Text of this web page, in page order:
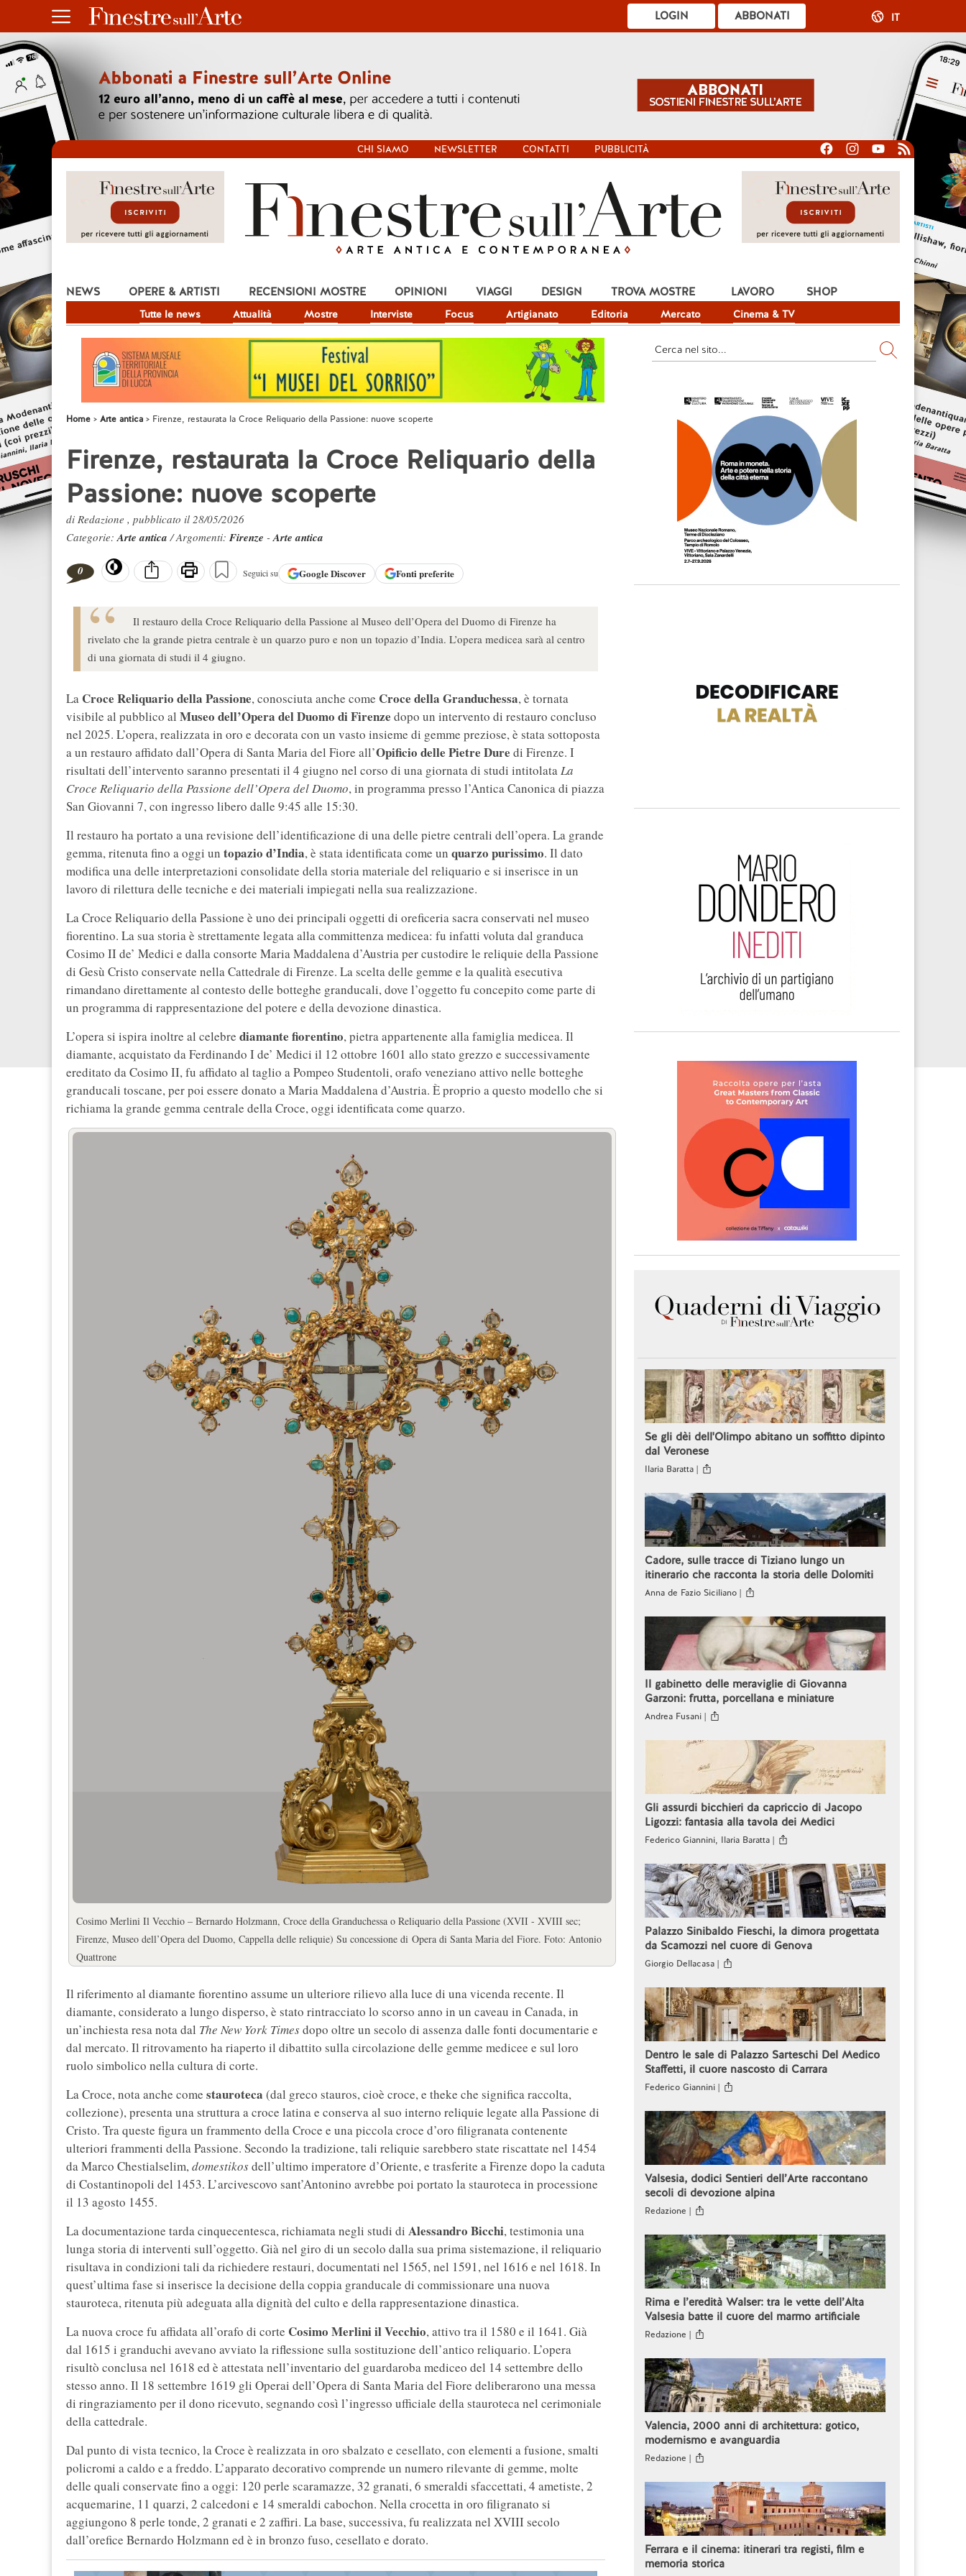
ABBONATI
LOGIN IT
CHI SIAMO NEWSLETTER CONTATTI PUBBLICITÀ
NEWS
Tutte le news Attualità Mostre Interviste Focus Artigianato Editoria Mercato Cinema & TV
OPERE & ARTISTI RECENSIONI MOSTRE OPINIONI VIAGGI DESIGN TROVA MOSTRE LAVORO SHOP
Home Arte antica Firenze, restaurata la Croce Reliquario della Passione: nuove scoperte
Firenze, restaurata la Croce Reliquario della
Passione: nuove scoperte
di Redazione , pubblicato il 28/05/2026
Categorie:Arte antica/ Argomenti: Firenze -Arte antica
0 Seguici su GoogleDiscover Fonti preferite
Il restauro della Croce Reliquario della Passione al Museo dell’Opera del Duomo di Firenze ha
rivelato che la grande pietra centrale è un quarzo puro e non un topazio d’India. L’opera medicea sarà al centro
di una giornata di studi il 4 giugno.
La Croce Reliquario della Passione, conosciuta anche come Croce della Granduchessa, è tornata
visibile al pubblico al Museo dell’Opera del Duomo di Firenze dopo un intervento di restauro concluso
nel 2025. L’opera, realizzata in oro e decorata con un vasto insieme di gemme preziose, è stata sottoposta
a un restauro affidato dall’Opera di Santa Maria del Fiore all’Opificio delle Pietre Dure di Firenze. I
risultati dell’intervento saranno presentati il 4 giugno nel corso di una giornata di studi intitolataLa
Croce Reliquario della Passione dell’Opera del Duomo, in programma presso l’Antica Canonica di piazza
San Giovanni 7, con ingresso libero dalle 9:45 alle 15:30.
Il restauro ha portato a una revisione dell’identificazione di una delle pietre centrali dell’opera. La grande
gemma, ritenuta fino a oggi un topazio d’India, è stata identificata come un quarzo purissimo. Il dato
modifica una delle interpretazioni consolidate della storia materiale del reliquario e si inserisce in un
lavoro di rilettura delle tecniche e dei materiali impiegati nella sua realizzazione.
La Croce Reliquario della Passione è uno dei principali oggetti di oreficeria sacra conservati nel museo
fiorentino. La sua storia è strettamente legata alla committenza medicea: fu infatti voluta dal granduca
Cosimo II de’ Medici e dalla consorte Maria Maddalena d’Austria per custodire le reliquie della Passione
di Gesù Cristo conservate nella Cattedrale di Firenze. La scelta delle gemme e la qualità esecutiva
rimandano direttamente al contesto delle botteghe granducali, dove l’oggetto fu concepito come parte di
un programma di rappresentazione del potere e della devozione dinastica.
L’opera si ispira inoltre al celebre diamante fiorentino, pietra appartenente alla famiglia medicea. Il
diamante, acquistato da Ferdinando I de’ Medici il 12 ottobre 1601 allo stato grezzo e successivamente
ereditato da Cosimo II, fu affidato al taglio a Pompeo Studentoli, orafo veneziano attivo nelle botteghe
granducali toscane, per poi essere donato a Maria Maddalena d’Austria. È proprio a questo modello che si
richiama la grande gemma centrale della Croce, oggi identificata come quarzo.
Cosimo Merlini Il Vecchio – Bernardo Holzmann, Croce della Granduchessa o Reliquario della Passione (XVII - XVIII sec;
Firenze, Museo dell’Opera del Duomo, Cappella delle reliquie) Su concessione di Opera di Santa Maria del Fiore. Foto: Antonio
Quattrone
Il riferimento al diamante fiorentino assume un ulteriore rilievo alla luce di una vicenda recente. Il
diamante, considerato a lungo disperso, è stato rintracciato lo scorso anno in un caveau in Canada, in
un’inchiesta resa nota dal The New York Timesdopo oltre un secolo di assenza dalle fonti documentarie e
dal mercato. Il ritrovamento ha riaperto il dibattito sulla circolazione delle gemme medicee e sul loro
ruolo simbolico nella cultura di corte.
La Croce, nota anche come stauroteca (dal greco stauros, cioè croce, e theke che significa raccolta,
collezione), presenta una struttura a croce latina e conserva al suo interno reliquie legate alla Passione di
Cristo. Tra queste figura un frammento della Croce e una piccola croce d’oro filigranata contenente
ulteriori frammenti della Passione. Secondo la tradizione, tali reliquie sarebbero state riscattate nel 1454
da Marco Chestialselim,domestikosdell’ultimo imperatore d’Oriente, e trasferite a Firenze dopo la caduta
di Costantinopoli del 1453. L’arcivescovo sant’Antonino avrebbe poi portato la stauroteca in processione
il 13 agosto 1455.
La documentazione tarda cinquecentesca, richiamata negli studi di Alessandro Bicchi, testimonia una
lunga storia di interventi sull’oggetto. Già nel giro di un secolo dalla sua prima sistemazione, il reliquario
risultava in condizioni tali da richiedere restauri, documentati nel 1565, nel 1591, nel 1616 e nel 1618. In
quest’ultima fase si inserisce la decisione della coppia granducale di commissionare una nuova
stauroteca, ritenuta più adeguata alla dignità del culto e della rappresentazione dinastica.
La nuova croce fu affidata all’orafo di corte Cosimo Merlini il Vecchio, attivo tra il 1580 e il 1641. Già
dal 1615 i granduchi avevano avviato la riflessione sulla sostituzione dell’antico reliquario. L’opera
risultò conclusa nel 1618 ed è attestata nell’inventario del guardaroba mediceo del 14 settembre dello
stesso anno. Il 18 settembre 1619 gli Operai dell’Opera di Santa Maria del Fiore deliberarono una messa
di ringraziamento per il dono ricevuto, segnando così l’ingresso ufficiale della stauroteca nel cerimoniale
della cattedrale.
Dal punto di vista tecnico, la Croce è realizzata in oro sbalzato e cesellato, con elementi a fusione, smalti
policromi a caldo e a freddo. L’apparato decorativo comprende un numero rilevante di gemme, molte
delle quali conservate fino a oggi: 120 perle scaramazze, 32 granati, 6 smeraldi sfaccettati, 4 ametiste, 2
acquemarine, 11 quarzi, 2 calcedoni e 14 smeraldi cabochon. Nella crocetta in oro filigranato si
aggiungono 8 perle tonde, 2 granati e 2 zaffiri. La base, successiva, fu realizzata nel XVIII secolo
dall’orefice Bernardo Holzmann ed è in bronzo fuso, cesellato e dorato.
Se gli dèi dell'Olimpo abitano un soffitto dipinto
dal Veronese
Ilaria Baratta |
Cadore, sulle tracce di Tiziano lungo un
itinerario che racconta la storia delle Dolomiti
Anna de Fazio Siciliano |
Il gabinetto delle meraviglie di Giovanna
Garzoni: frutta, porcellana e miniature
Andrea Fusani |
Gli assurdi bicchieri da capriccio di Jacopo
Ligozzi: fantasia alla tavola dei Medici
Federico Giannini, Ilaria Baratta |
Palazzo Sinibaldo Fieschi, la dimora progettata
da Scamozzi nel cuore di Genova
Giorgio Dellacasa |
Dentro le sale di Palazzo Sarteschi Del Medico
Staffetti, il cuore nascosto di Carrara
Federico Giannini |
Valsesia, dodici Sentieri dell’Arte raccontano
secoli di devozione alpina
Redazione |
Rima e l’eredità Walser: tra le vette dell’Alta
Valsesia batte il cuore del marmo artificiale
Redazione |
Valencia, 2000 anni di architettura: gotico,
modernismo e avanguardia
Redazione |
Ferrara e il cinema: itinerari tra registi, film e
memoria storica